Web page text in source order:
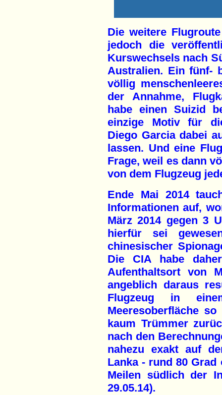
Die weitere
jedoch die
Kurswechsels nach
Australien. Ein fünf-
völlig
der Annahme,
habe einen Suizid
einzige Motiv für
Diego Garcia dabei
lassen. Und eine
Frage, weil es dann
von dem Flugzeug
Ende Mai 2014
Informationen auf,
März 2014 gegen 3
hierfür sei
chinesischer
Die CIA habe
Aufenthaltsort von
angeblich daraus
Flugzeug in
Meeresoberfläche
kaum Trümmer
nach den
nahezu exakt auf
Lanka - rund 80
Meilen südlich der
29.05.14).